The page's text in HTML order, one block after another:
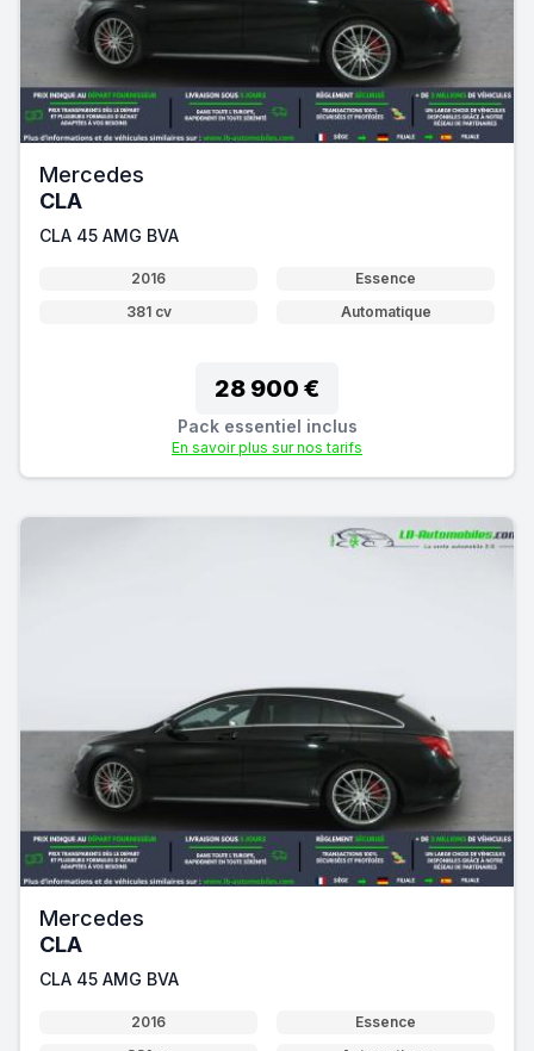
Mercedes
CLA
CLA 45 AMG BVA
2016
Essence
381 cv
Automatique
28 900 €
Pack essentiel inclus
En savoir plus sur nos tarifs
Mercedes
CLA
CLA 45 AMG BVA
2016
Essence